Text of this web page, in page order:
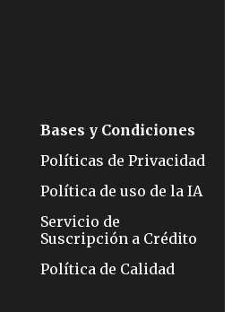
Bases y Condiciones
Políticas de Privacidad
Política de uso de la IA
Servicio de
Suscripción a Crédito
Política de Calidad